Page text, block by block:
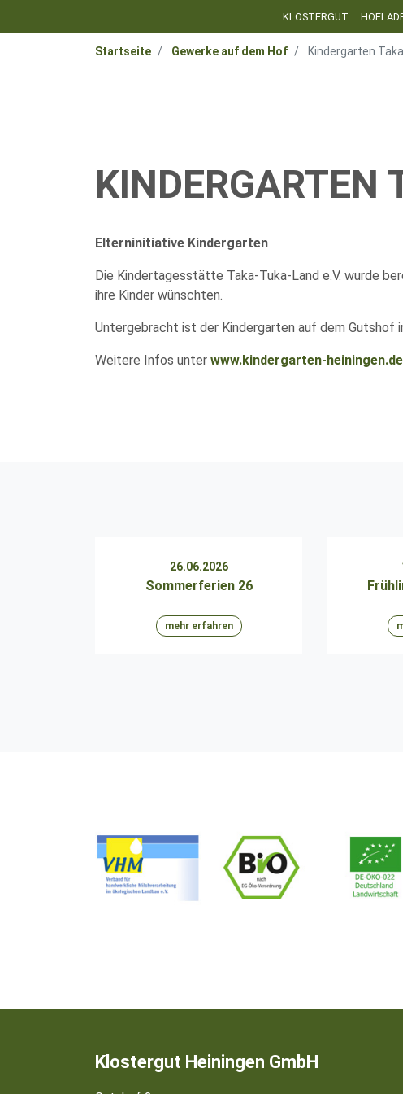
KLOSTERGUT
Startseite Gewerke auf dem Hof Kindergarten
KINDERGARTEN
Elterninitiative Kindergarten
Die Kindertagesstätte Taka-Tuka-Land e.V. wurde
ihre Kinder wünschten.
Untergebracht ist der Kindergarten auf dem Gutshof
Weitere Infos unter www.kindergarten-heiningen.de
26.06.2026
Sommerferien 26
mehr erfahren
Klostergut Heiningen GmbH